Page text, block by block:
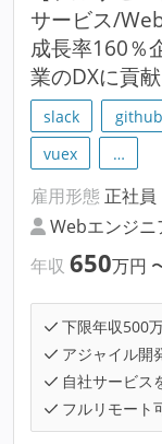
サービス/
成長率160％
業のDXに貢
slack github
vuex
…
雇用形態 正社員
Webエンジニ
年収 650万円
下限年収500
アジャイル開
自社サービス
フルリモート